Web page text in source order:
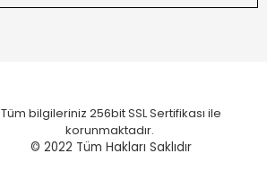
Tüm bilgileriniz 256bit SSL Sertifikası ile
korunmaktadır.
© 2022 Tüm Hakları Saklıdır